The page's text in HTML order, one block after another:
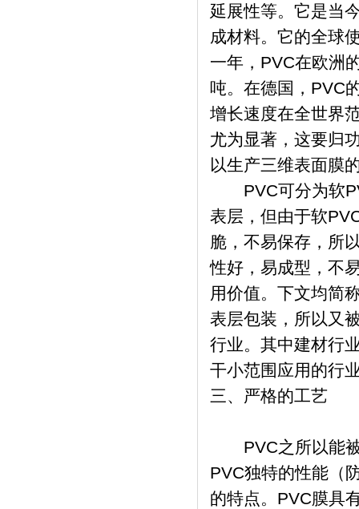
延展性等。它是当
成材料。它的全球
一年，PVC在欧洲
吨。在德国，PVC
增长速度在全世界
尤为显著，这要归
以生产三维表面膜
PVC可分为软
表层，但由于软
脆，不易保存，所
性好，易成型，不
用价值。下文均简
表层包装，所以又
行业。其中建材行
干小范围应用的行
三、严格的工艺
PVC之所以能被
PVC独特的性能（
的特点。PVC膜具